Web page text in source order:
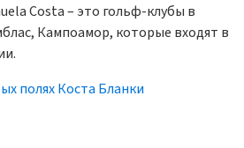
Costa – это гольф-клубы в
Кампоамор, которые входят в
полях Коста Бланки